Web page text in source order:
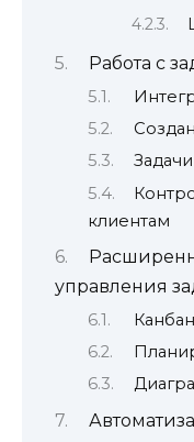
Работа с
клиентам
управления